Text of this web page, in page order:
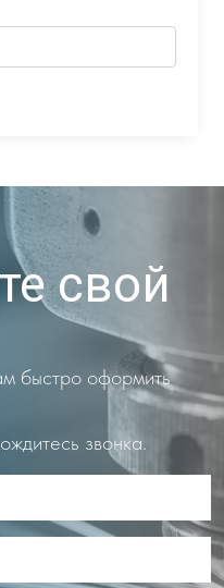
свой
быстро оформить
звонка.